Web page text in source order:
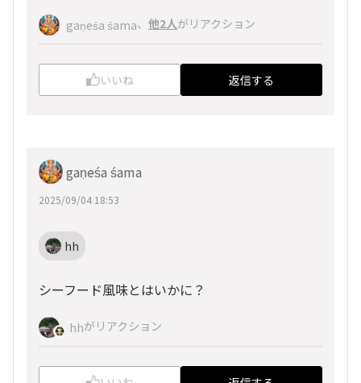
gaṇeśa śama、 他2人がリアクション
いいね 返信する
gaṇeśa śama
2025/09/04 18:53
hh
シーフード風味とはいかに？
hhがリアクション